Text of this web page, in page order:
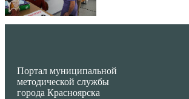
Портал муниципальной
методической службы
города Красноярска